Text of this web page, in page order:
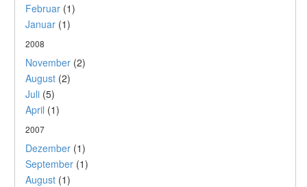
Februar (1)
Januar (1)
2008
November (2)
August (2)
Juli (5)
April (1)
2007
Dezember (1)
September (1)
August (1)